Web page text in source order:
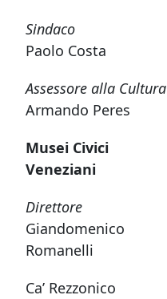
Sindaco
Paolo Costa
Assessore alla Cultura
Armando Peres
Musei Civici
Veneziani
Direttore
Giandomenico
Romanelli
Ca’ Rezzonico